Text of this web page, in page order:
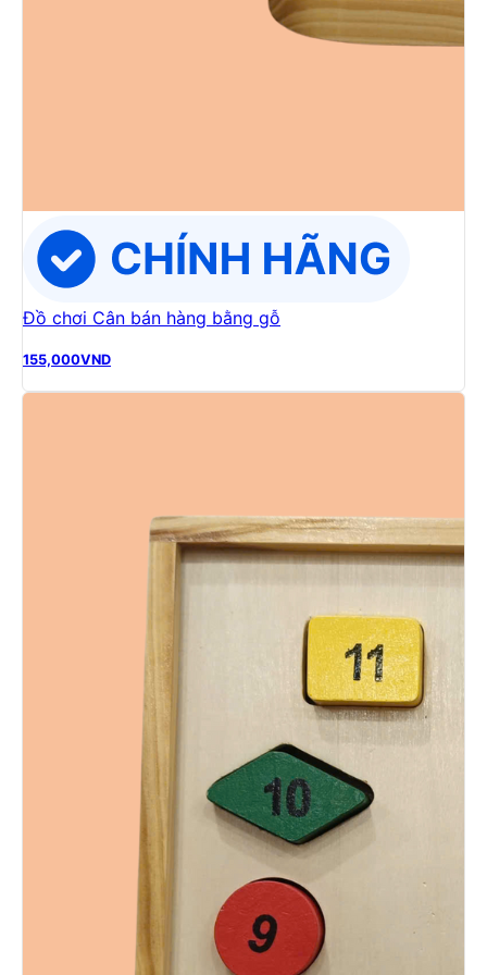
Đồ chơi Cân bán hàng bằng gỗ
155,000VND